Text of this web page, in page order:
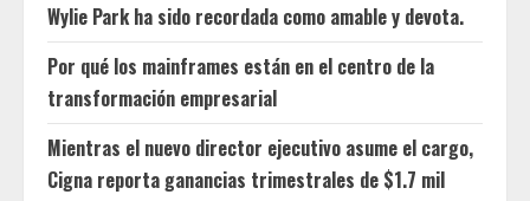
Wylie Park ha sido recordada como amable y devota.
Por qué los mainframes están en el centro de la
transformación empresarial
Mientras el nuevo director ejecutivo asume el cargo,
Cigna reporta ganancias trimestrales de $1.7 mil